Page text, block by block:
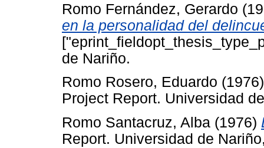
Romo Fernández, Gerardo
en la personalidad del
de Nariño.
Romo Rosero, Eduardo
Project Report. Universidad
Romo Santacruz, Alba (1976)
Report. Universidad de